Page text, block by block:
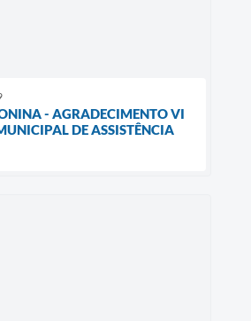
- AGRADECIMENTO VI
DE ASSISTÊNCIA